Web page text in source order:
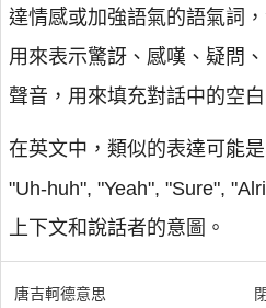
達情感或加強語氣的語氣詞
用來表示驚訝、感嘆、疑問
聲音，用來填充對話中的空白
在英文中，類似的表達可能
"Uh-huh", "Yeah", "Sure",
上下文和說話者的意圖。
唐吉軻德意思